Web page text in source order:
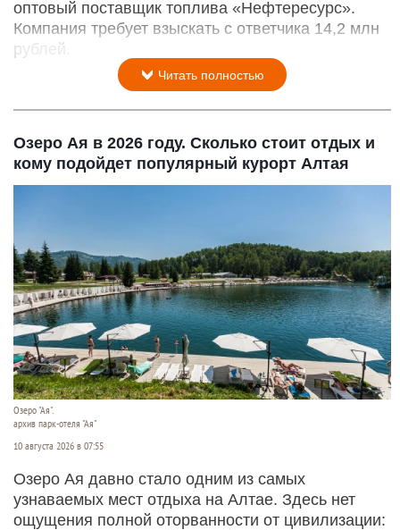
оптовый поставщик топлива «Нефтересурс».
Компания требует взыскать с ответчика 14,2 млн
рублей.
Читать полностью
Озеро Ая в 2026 году. Сколько стоит отдых и
кому подойдет популярный курорт Алтая
Озеро "Ая".
архив парк-отеля "Ая"
10 августа 2026 в 07:55
Озеро Ая давно стало одним из самых
узнаваемых мест отдыха на Алтае. Здесь нет
ощущения полной оторванности от цивилизации: